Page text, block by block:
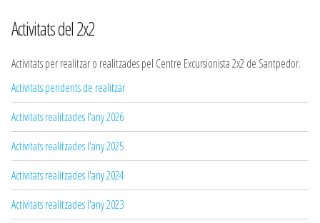
Activitats del 2x2
Activitats per realitzar o realitzades pel Centre Excursionista 2x2 de Santpedor.
Activitats pendents de realitzar
Activitats realitzades l'any 2026
Activitats realitzades l'any 2025
Activitats realitzades l'any 2024
Activitats realitzades l'any 2023